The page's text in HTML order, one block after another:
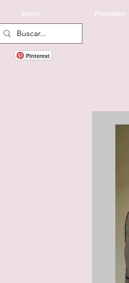
Brechó Promoções
Pinterest